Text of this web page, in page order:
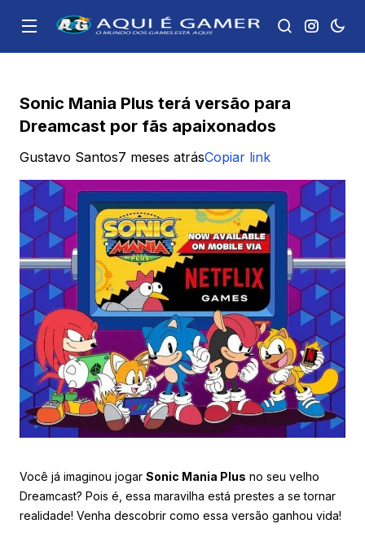
Sonic Mania Plus terá versão para
Dreamcast por fãs apaixonados
Gustavo Santos7 meses atrásCopiar link
Você já imaginou jogar Sonic Mania Plus no seu velho
Dreamcast? Pois é, essa maravilha está prestes a se tornar
realidade! Venha descobrir como essa versão ganhou vida!